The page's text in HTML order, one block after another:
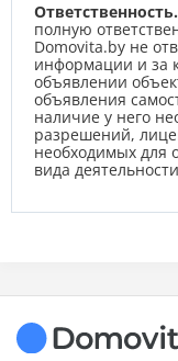
Ответственность.
полную
Domovita.by не
информации и за
объявлении
объявления
наличие у него
разрешений,
необходимых для
вида